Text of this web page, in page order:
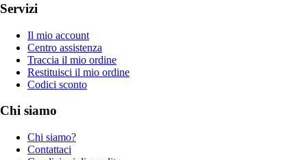
Servizi
Il mio account
Centro assistenza
Traccia il mio ordine
Restituisci il mio ordine
Codici sconto
Chi siamo
Chi siamo?
Contattaci